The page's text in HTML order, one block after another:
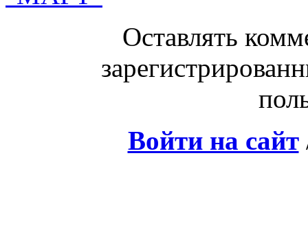
Оставлять
Войти на сайт